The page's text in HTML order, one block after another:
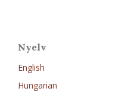
Nyelv
English
Hungarian